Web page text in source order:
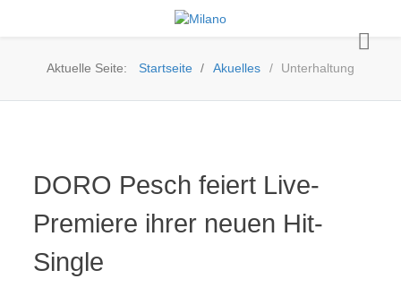
Aktuelle Seite: Startseite Akuelles Unterhaltung
DORO Pesch feiert Live-
Premiere ihrer neuen Hit-
Single